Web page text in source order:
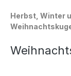
Herbst, Winter